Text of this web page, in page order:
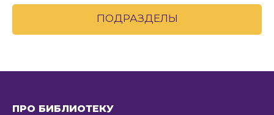
ПОДРАЗДЕЛЫ
ПРО БИБЛИОТЕКУ